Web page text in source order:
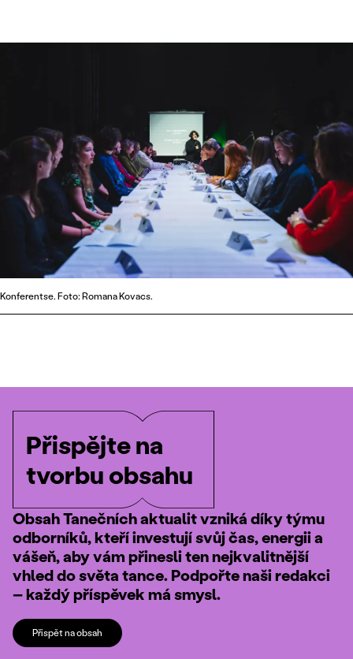
Konferentse. Foto: Romana Kovacs.
Přispějte na
tvorbu obsahu
Obsah Tanečních aktualit vzniká díky týmu
odborníků, kteří investují svůj čas, energii a
vášeň, aby vám přinesli ten nejkvalitnější
vhled do světa tance. Podpořte naši redakci
– každý příspěvek má smysl.
Přispět na obsah